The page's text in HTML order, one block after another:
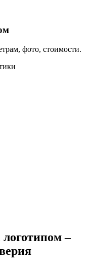
фото, стоимости.
–